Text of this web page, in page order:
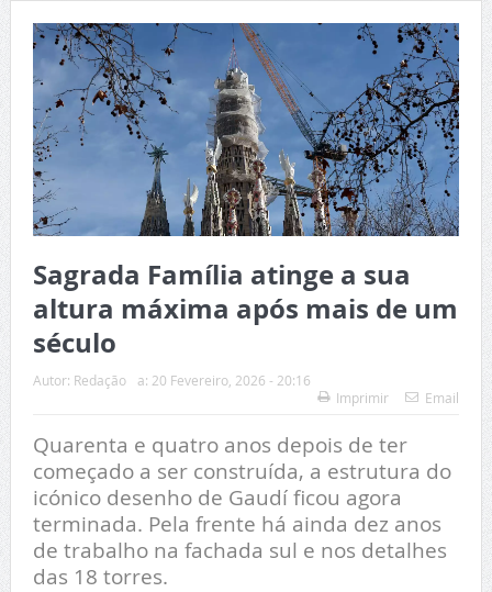
Sagrada Família atinge a sua
altura máxima após mais de um
século
Autor: Redação a: 20 Fevereiro, 2026 - 20:16
Imprimir
Email
Quarenta e quatro anos depois de ter
começado a ser construída, a estrutura do
icónico desenho de Gaudí ficou agora
terminada. Pela frente há ainda dez anos
de trabalho na fachada sul e nos detalhes
das 18 torres.